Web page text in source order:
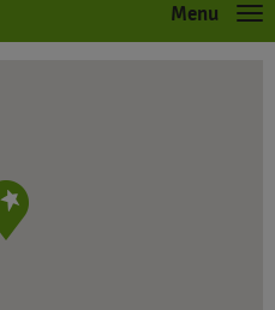
Menu